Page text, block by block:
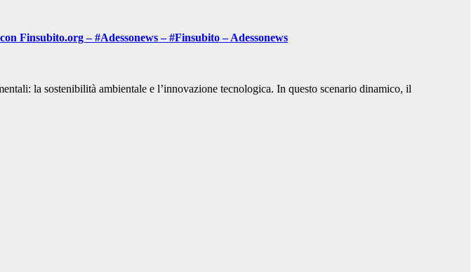
Finsubito.org – #Adessonews – #Finsubito – Adessonews
la sostenibilità ambientale e l’innovazione tecnologica. In questo scenario dinamico, il